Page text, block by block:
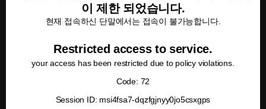
이 제한 되었습니다.
현재 접속하신 단말에서는 접속이 불가능합니다.
Restricted access to service.
your access has been restricted due to policy violations.
Code: 72
Session ID: msi4fsa7-dqzfgjnyy0jo5csxgps